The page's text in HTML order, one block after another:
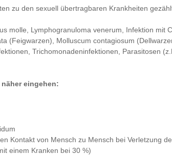
zu den sexuell übertragbaren Krankheiten
molle, Lymphogranuloma venerum, Infektion mit
(Feigwarzen), Molluscum contagiosum
Trichomonadeninfektionen, Parasitosen
eingehen:
Kontakt von Mensch zu Mensch bei Verletzung
einem Kranken bei 30 %)